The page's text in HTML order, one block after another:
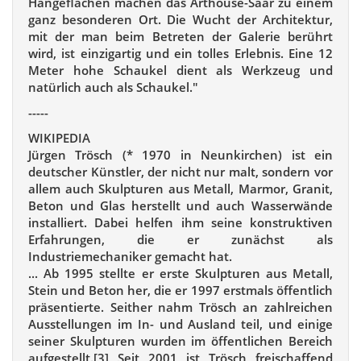
ganz besonderen Ort. Die Wucht der Architektur,
mit der man beim Betreten der Galerie berührt
wird, ist einzigartig und ein tolles Erlebnis. Eine 12
Meter hohe Schaukel dient als Werkzeug und
natürlich auch als Schaukel."
-----
WIKIPEDIA
Jürgen Trösch (* 1970 in Neunkirchen) ist ein
deutscher Künstler, der nicht nur malt, sondern vor
allem auch Skulpturen aus Metall, Marmor, Granit,
Beton und Glas herstellt und auch Wasserwände
installiert. Dabei helfen ihm seine konstruktiven
Erfahrungen, die er zunächst als
Industriemechaniker gemacht hat.
... Ab 1995 stellte er erste Skulpturen aus Metall,
Stein und Beton her, die er 1997 erstmals öffentlich
präsentierte. Seither nahm Trösch an zahlreichen
Ausstellungen im In- und Ausland teil, und einige
seiner Skulpturen wurden im öffentlichen Bereich